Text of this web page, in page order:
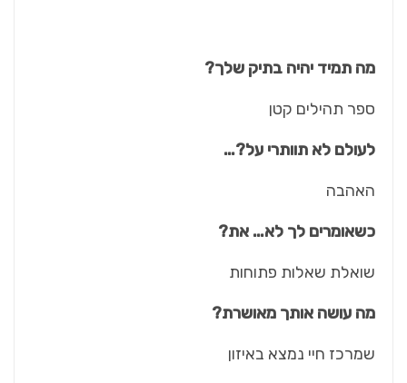
מה תמיד יהיה בתיק שלך?
ספר תהילים קטן
לעולם לא תוותרי על?…
האהבה
כשאומרים לך לא… את?
שואלת שאלות פתוחות
מה עושה אותך מאושרת?
שמרכז חיי נמצא באיזון